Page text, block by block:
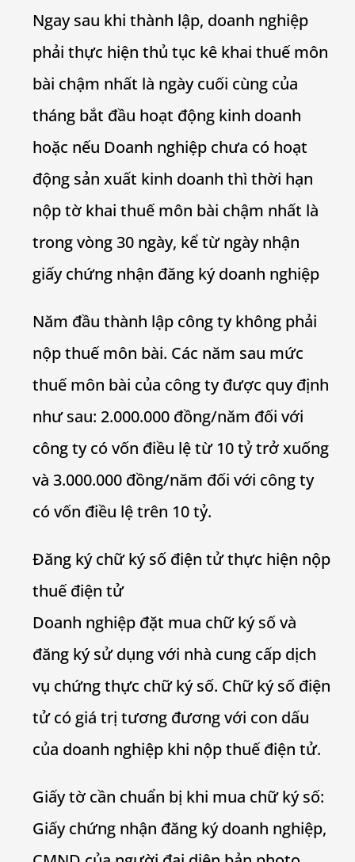
Ngay sau khi thành lập, doanh nghiệp
phải thực hiện thủ tục kê khai thuế môn
bài chậm nhất là ngày cuối cùng của
tháng bắt đầu hoạt động kinh doanh
hoặc nếu Doanh nghiệp chưa có hoạt
động sản xuất kinh doanh thì thời hạn
nộp tờ khai thuế môn bài chậm nhất là
trong vòng 30 ngày, kể từ ngày nhận
giấy chứng nhận đăng ký doanh nghiệp
Năm đầu thành lập công ty không phải
nộp thuế môn bài. Các năm sau mức
thuế môn bài của công ty được quy định
như sau: 2.000.000 đồng/năm đối với
công ty có vốn điều lệ từ 10 tỷ trở xuống
và 3.000.000 đồng/năm đối với công ty
có vốn điều lệ trên 10 tỷ.
Đăng ký chữ ký số điện tử thực hiện nộp
thuế điện tử
Doanh nghiệp đặt mua chữ ký số và
đăng ký sử dụng với nhà cung cấp dịch
vụ chứng thực chữ ký số. Chữ ký số điện
tử có giá trị tương đương với con dấu
của doanh nghiệp khi nộp thuế điện tử.
Giấy tờ cần chuẩn bị khi mua chữ ký số:
Giấy chứng nhận đăng ký doanh nghiệp,